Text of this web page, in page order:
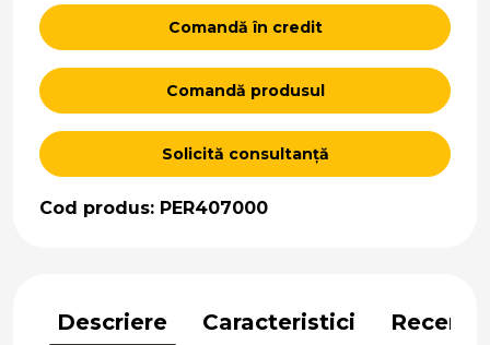
Comandă în credit
Comandă produsul
Solicită consultanță
Cod produs: PER407000
Descriere Caracteristici